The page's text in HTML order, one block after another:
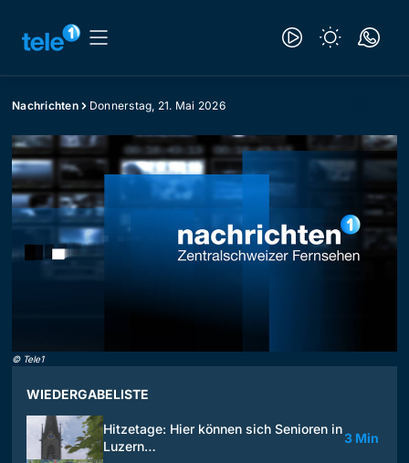
Nachrichten Donnerstag, 21. Mai 2026
© Tele1
WIEDERGABELISTE
Hitzetage: Hier können sich Senioren in
Luzern…
3 Min